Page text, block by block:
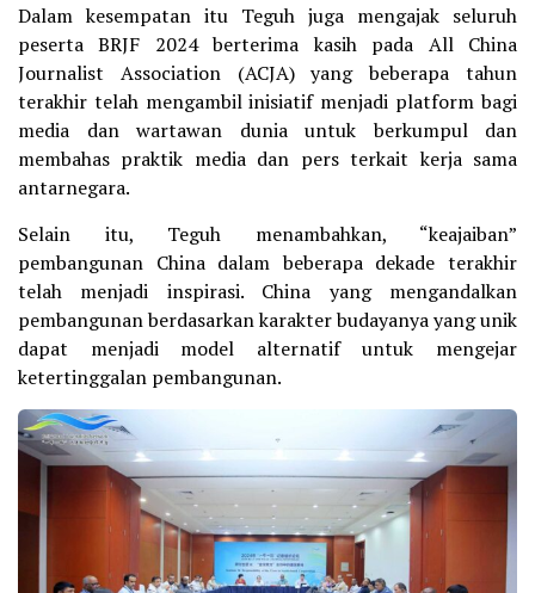
Dalam kesempatan itu Teguh juga mengajak seluruh
peserta BRJF 2024 berterima kasih pada All China
Journalist Association (ACJA) yang beberapa tahun
terakhir telah mengambil inisiatif menjadi platform bagi
media dan wartawan dunia untuk berkumpul dan
membahas praktik media dan pers terkait kerja sama
antarnegara.
Selain itu, Teguh menambahkan, “keajaiban”
pembangunan China dalam beberapa dekade terakhir
telah menjadi inspirasi. China yang mengandalkan
pembangunan berdasarkan karakter budayanya yang unik
dapat menjadi model alternatif untuk mengejar
ketertinggalan pembangunan.